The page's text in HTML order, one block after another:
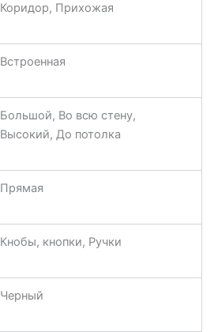
Коридор, Прихожая
Встроенная
Большой, Во всю стену,
Высокий, До потолка
Прямая
Кнобы, кнопки, Ручки
Черный